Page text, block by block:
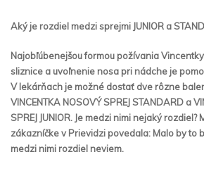
Aký je rozdiel medzi sprejmi JUNIOR a
Najobľúbenejšou formou požívania
sliznice a uvoľnenie nosa pri nádche je
V lekárňach je možné dostať dve rôzne
VINCENTKA NOSOVÝ SPREJ STANDARD a
SPREJ JUNIOR. Je medzi nimi nejaký
zákazníčke v Prievidzi povedala: Malo by to
medzi nimi rozdiel neviem.